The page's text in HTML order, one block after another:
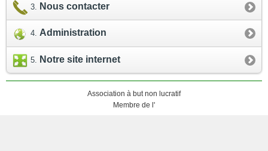
Nous contacter
Administration
Notre site internet
Association à but non lucratif
Membre de l'